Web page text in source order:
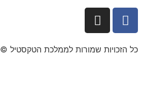
כל הזכויות שמורות לממלכת הטקסטיל ©​